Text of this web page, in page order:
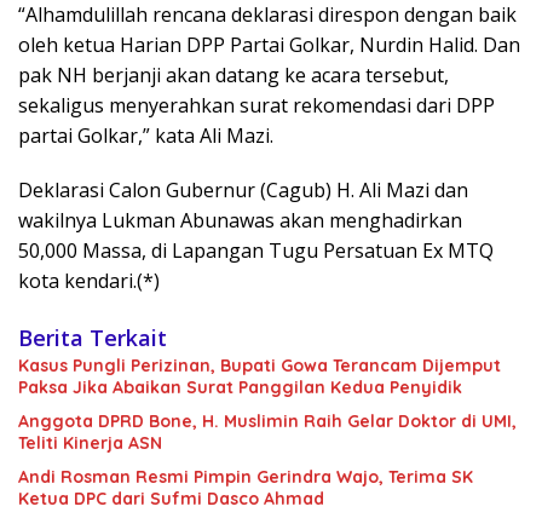
“Alhamdulillah rencana deklarasi direspon dengan baik
oleh ketua Harian DPP Partai Golkar, Nurdin Halid. Dan
pak NH berjanji akan datang ke acara tersebut,
sekaligus menyerahkan surat rekomendasi dari DPP
partai Golkar,” kata Ali Mazi.
Deklarasi Calon Gubernur (Cagub) H. Ali Mazi dan
wakilnya Lukman Abunawas akan menghadirkan
50,000 Massa, di Lapangan Tugu Persatuan Ex MTQ
kota kendari.(*)
Berita Terkait
Kasus Pungli Perizinan, Bupati Gowa Terancam Dijemput
Paksa Jika Abaikan Surat Panggilan Kedua Penyidik
Anggota DPRD Bone, H. Muslimin Raih Gelar Doktor di UMI,
Teliti Kinerja ASN
Andi Rosman Resmi Pimpin Gerindra Wajo, Terima SK
Ketua DPC dari Sufmi Dasco Ahmad